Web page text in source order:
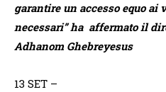
garantire un accesso equo ai
necessari” ha affermato il
Adhanom Ghebreyesus
13 SET –